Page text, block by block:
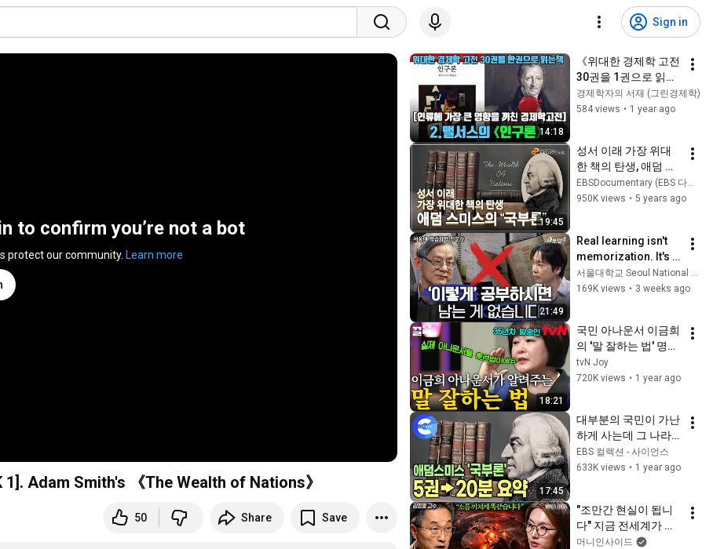
Sign in
to confirm you’re not a bot
protect our community. Learn more
Adam Smith's 《The Wealth of Nations》
50 Share Save
14:18
《위대한 경제학 고전
30권을 1권으로 읽는
책》 [BOOK 2]  맬서
스의 《인구론》
경제학자의 서재 (그린경제학)
584 views • 1 year ago
19:45
성서 이래 가장 위대
한 책의 탄생, 애덤 스
미스의 『국부론』 |
경제학의 아버지 애덤
주의ㅣ#골라듄다큐
EBSDocumentary (EBS 다큐)
950K views • 5 years ago
21:49
Real learning isn't
memorization. It's
this | Prof. Park
Juyong, SNU | SNU
169K views • 3 weeks ago
18:21
국민 아나운서 이금희
의 '말 잘하는 법' 명강
의🗣️ (feat. 아나운서
의 영업 비밀) | 어쩌다
tvN Joy
720K views • 1 year ago
17:45
대부분의 국민이 가난
하게 사는데 그 나라
가 부유하다고 할 수
있을까? | 자본주의가
제학의 아버지 | 다큐
프라임
EBS 컬렉션 - 사이언스
633K views • 1 year ago
"조만간 현실이 됩니
다" 지금 전세계가 전
쟁 준비하는 이유 (김
머니인사이드